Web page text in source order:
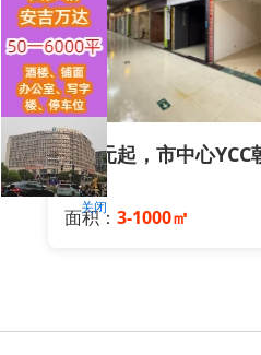
680元起，市中心YCC
面积： 3-1000㎡
关闭